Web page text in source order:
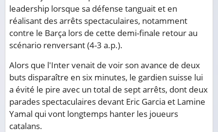
leadership lorsque sa défense tanguait et en
réalisant des arrêts spectaculaires, notamment
contre le Barça lors de cette demi-finale retour au
scénario renversant (4-3 a.p.).
Alors que l'Inter venait de voir son avance de deux
buts disparaître en six minutes, le gardien suisse lui
a évité le pire avec un total de sept arrêts, dont deux
parades spectaculaires devant Eric Garcia et Lamine
Yamal qui vont longtemps hanter les joueurs
catalans.